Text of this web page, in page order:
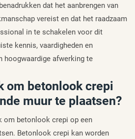
dat het aanbrengen van
vereist en dat het raadzaam
in te schakelen voor dit
kennis, vaardigheden en
hoogwaardige afwerking te
om betonlook crepi
muur te plaatsen?
om betonlook crepi op een
Betonlook crepi kan worden